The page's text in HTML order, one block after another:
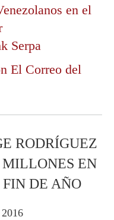
en el
Serpa
El Correo del
RODRÍGUEZ
MILLONES EN
DE AÑO
2016